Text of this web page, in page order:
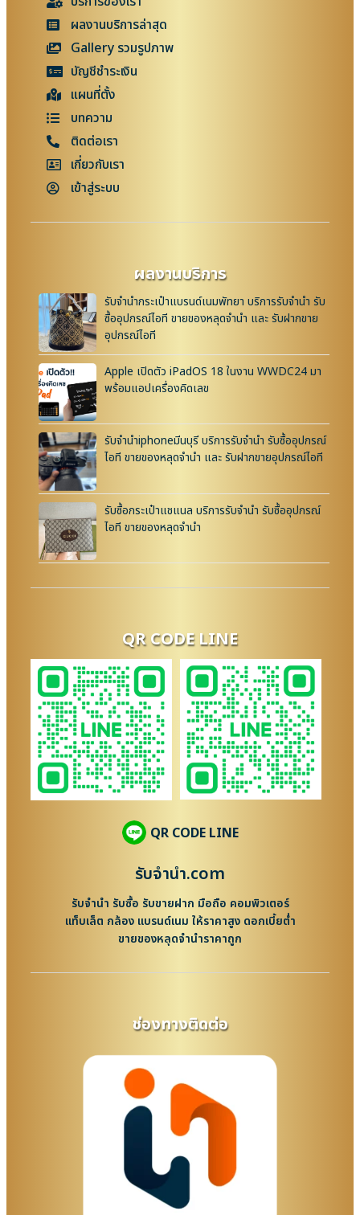
ผลงานบริการล่าสุด
Gallery รวมรูปภาพ
บัญชีชำระเงิน
แผนที่ตั้ง
บทความ
ติดต่อเรา
เกี่ยวกับเรา
เข้าสู่ระบบ
ผลงานบริการ
รับจำนำกระเป๋าแบรนด์เนมพัทยา บริการรับจำนำ รับ
ซื้ออุปกรณ์ไอที ขายของหลุดจำนำ และ รับฝากขาย
อุปกรณ์ไอที
Apple เปิดตัว iPadOS 18 ในงาน WWDC24 มา
พร้อมแอปเครื่องคิดเลข
รับจำนำiphoneมีนบุรี บริการรับจำนำ รับซื้ออุปกรณ์
ไอที ขายของหลุดจำนำ และ รับฝากขายอุปกรณ์ไอที
รับซื้อกระเป๋าแชแนล บริการรับจำนำ รับซื้ออุปกรณ์
ไอที ขายของหลุดจำนำ
QR CODE LINE
QR CODE LINE
รับจํานํา.com
รับจำนำ รับซื้อ รับขายฝาก มือถือ คอมพิวเตอร์
แท็บเล็ต กล้อง แบรนด์เนม ให้ราคาสูง ดอกเบี้ยต่ำ
ขายของหลุดจำนำราคาถูก
ช่องทางติดต่อ